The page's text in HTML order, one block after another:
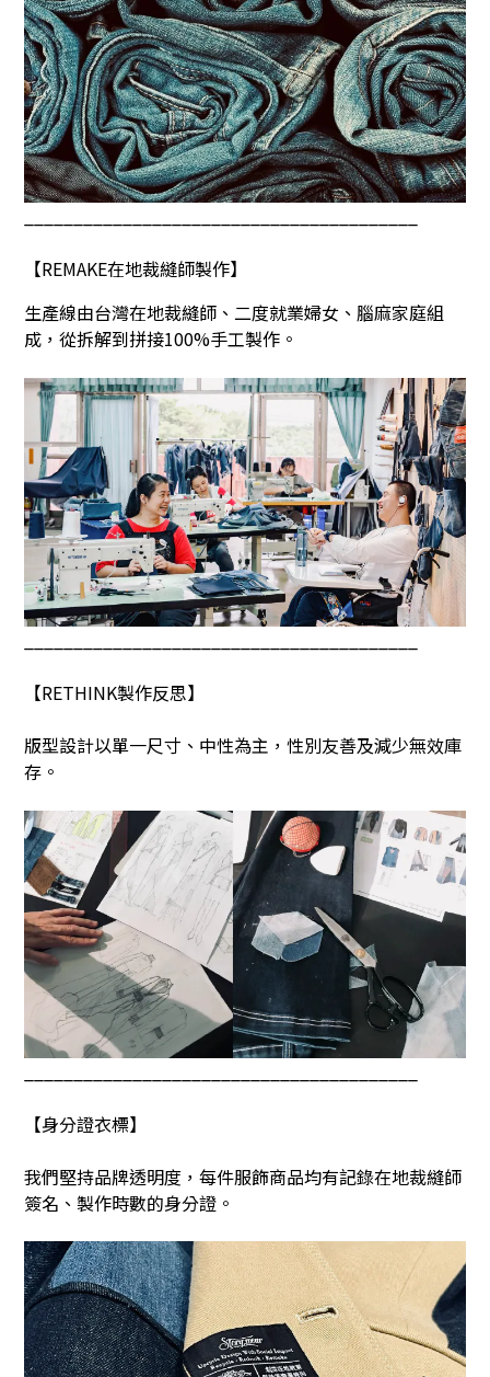
【REMAKE在地裁縫師製作】
生產線由台灣在地裁縫師、二度就業婦女、腦麻家庭組
成，從拆解到拼接100%手工製作。
【RETHINK製作反思】
版型設計以單一尺寸、中性為主，性別友善及減少無效庫
存。
【身分證衣標】
我們堅持品牌透明度，每件服飾商品均有記錄在地裁縫師
簽名、製作時數的身分證。